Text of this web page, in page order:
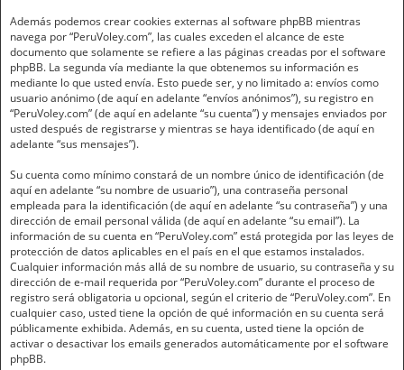
Además podemos crear cookies externas al software phpBB mientras
navega por “PeruVoley.com”, las cuales exceden el alcance de este
documento que solamente se refiere a las páginas creadas por el software
phpBB. La segunda vía mediante la que obtenemos su información es
mediante lo que usted envía. Esto puede ser, y no limitado a: envíos como
usuario anónimo (de aquí en adelante “envíos anónimos”), su registro en
“PeruVoley.com” (de aquí en adelante “su cuenta”) y mensajes enviados por
usted después de registrarse y mientras se haya identificado (de aquí en
adelante “sus mensajes”).
Su cuenta como mínimo constará de un nombre único de identificación (de
aquí en adelante “su nombre de usuario”), una contraseña personal
empleada para la identificación (de aquí en adelante “su contraseña”) y una
dirección de email personal válida (de aquí en adelante “su email”). La
información de su cuenta en “PeruVoley.com” está protegida por las leyes de
protección de datos aplicables en el país en el que estamos instalados.
Cualquier información más allá de su nombre de usuario, su contraseña y su
dirección de e-mail requerida por “PeruVoley.com” durante el proceso de
registro será obligatoria u opcional, según el criterio de “PeruVoley.com”. En
cualquier caso, usted tiene la opción de qué información en su cuenta será
públicamente exhibida. Además, en su cuenta, usted tiene la opción de
activar o desactivar los emails generados automáticamente por el software
phpBB.